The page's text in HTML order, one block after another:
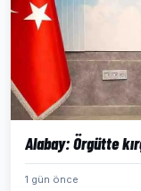
Alabay: Örgütte
1 gün önce